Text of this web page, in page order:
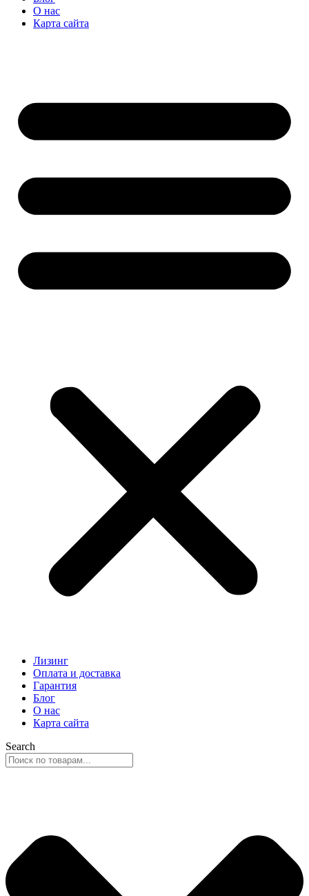
О нас
Карта сайта
Лизинг
Оплата и доставка
Гарантия
Блог
О нас
Карта сайта
Search